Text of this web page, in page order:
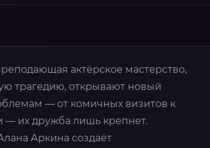
актёрское мастерство,
трагедию, открывают новый
— от комичных визитов к
— их дружба лишь крепнет.
Аркина создаёт